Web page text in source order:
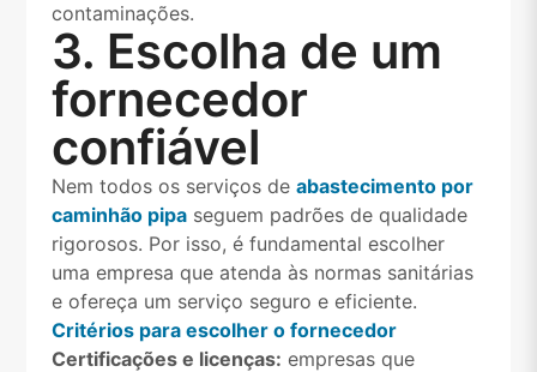
contaminações.
3. Escolha de um
fornecedor
confiável
Nem todos os serviços de abastecimento por
caminhão pipaseguem padrões de qualidade
rigorosos. Por isso, é fundamental escolher
uma empresa que atenda às normas sanitárias
e ofereça um serviço seguro e eficiente.
Critérios para escolher o fornecedor
Certificações e licenças: empresas que